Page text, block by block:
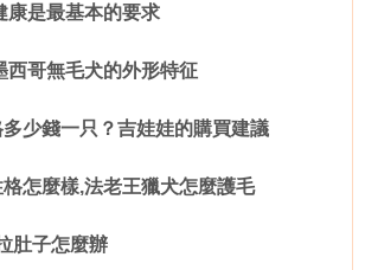
康是最基本的要求
西哥無毛犬的外形特征
少錢一只？吉娃娃的購買建議
怎麼樣,法老王獵犬怎麼護毛
肚子怎麼辦